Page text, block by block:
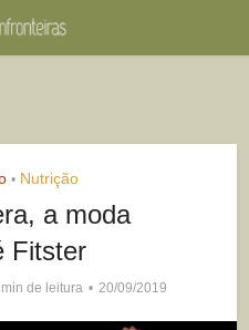
• Nutrição
a moda
Fitster
de leitura 20/09/2019